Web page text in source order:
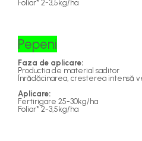
Foliar* 2-3,5kg/ha
Pepeni
Faza de aplicare:
Productia de material saditor
Înrădăcinarea, cresterea intensă
Aplicare:
Fertirigare 25-30kg/ha
Foliar* 2-3,5kg/ha